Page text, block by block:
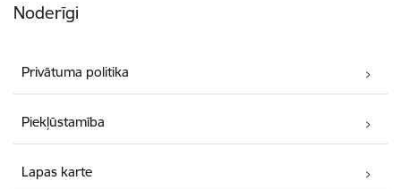
Noderīgi
Privātuma politika
Piekļūstamība
Lapas karte